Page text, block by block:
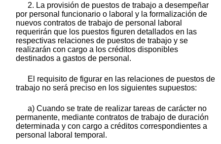
2. La provisión de puestos de trabajo a desempeñar
por personal funcionario o laboral y la formalización de
nuevos contratos de trabajo de personal laboral
requerirán que los puestos figuren detallados en las
respectivas relaciones de puestos de trabajo y se
realizarán con cargo a los créditos disponibles
destinados a gastos de personal.
El requisito de figurar en las relaciones de puestos de
trabajo no será preciso en los siguientes supuestos:
a) Cuando se trate de realizar tareas de carácter no
permanente, mediante contratos de trabajo de duración
determinada y con cargo a créditos correspondientes a
personal laboral temporal.